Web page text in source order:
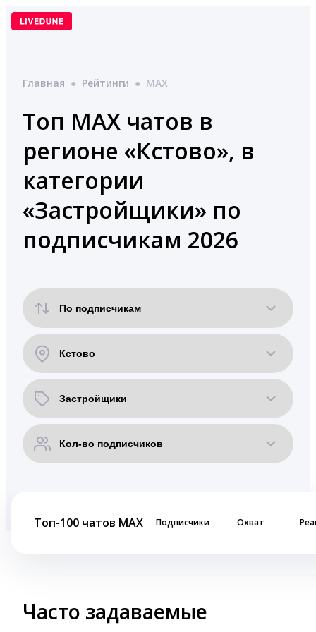
Перейти
Главная ● Рейтинги ● MAX
Топ MAX чатов в
регионе «Кстово», в
категории
«Застройщики» по
подписчикам 2026
Топ-100 чатов MAX Подписчики Охват
Часто задаваемые